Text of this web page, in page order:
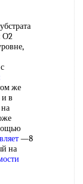
О2
же
и в
—8
на